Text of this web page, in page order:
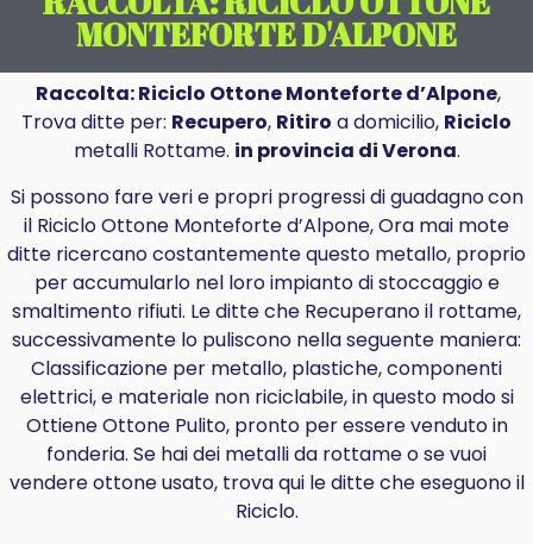
MONTEFORTE D'ALPONE
Raccolta: Riciclo Ottone Monteforte d’Alpone,
Trova ditte per: Recupero, Ritiro a domicilio, Riciclo
metalli Rottame. in provincia di Verona.
Si possono fare veri e propri progressi diguadagnocon
il Riciclo Ottone Monteforte d’Alpone, Ora mai mote
ditte ricercano costantemente questo metallo, proprio
per accumularlo nel loro impianto di stoccaggio e
smaltimento rifiuti. Le ditte che Recuperano il rottame,
successivamente lo puliscono nella seguente maniera:
Classificazione per metallo, plastiche, componenti
elettrici, e materiale non riciclabile, in questo modo si
Ottiene Ottone Pulito, pronto per essere venduto in
fonderia. Se hai dei metalli da rottame o se vuoi
vendere ottone usato, trova qui le ditte che eseguono il
Riciclo.